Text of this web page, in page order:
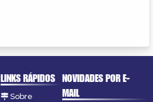
LINKS RÁPIDOS
Sobre
NOVIDADES POR E-
MAIL